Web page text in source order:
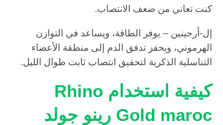
كنت تعاني من ضعف الانتصاب.
إل-أرجينين – يوفر الطاقة، ويساعد في التوازن
الهرموني، ويحفز تدفق الدم إلى منطقة الأعضاء
التناسلية الذكرية لتحقيق انتصاب ثابت طوال الليل.
كيفية استخدام Rhino
Gold maroc رينو جولد